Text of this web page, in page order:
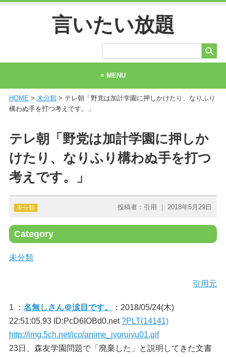
言いたい放題
≡ MENU
ホーム
お問い合わせ
HOME> 未分類> テレ朝「野党は加計学園に押しかけたり、なりふり
構わぬ手を打つ考えです。」
テレ朝「野党は加計学園に押しか
けたり、なりふり構わぬ手を打つ
考えです。」
未分類 投稿者：引用 ｜ 2018年5月29日
Category
未分類
引用元
1 ： 名無しさん＠涙目です。
：2018/05/24(木)
22:51:05.93 ID:PcD6IOBd0.net?PLT(14141)
http://img.5ch.net/ico/anime_jyorujyu01.gif
23日、森友学園問題で「廃棄した」と説明してきた文書